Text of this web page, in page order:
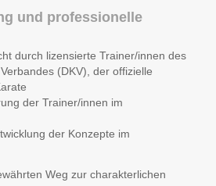
und professionelle
durch lizensierte Trainer/innen des
(DKV), der offizielle
der Trainer/innen im
der Konzepte im
Weg zur charakterlichen